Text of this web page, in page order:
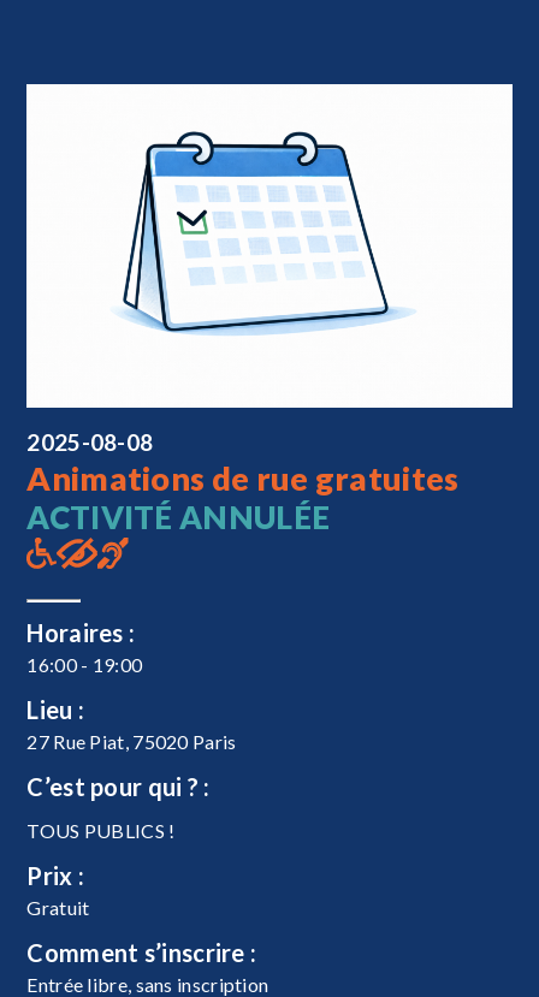
2025-08-08
Animations de rue gratuites
ACTIVITÉ ANNULÉE
Horaires :
16:00 - 19:00
Lieu :
27 Rue Piat, 75020 Paris
C’est pour qui ? :
TOUS PUBLICS !
Prix :
Gratuit
Comment s’inscrire :
Entrée libre, sans inscription